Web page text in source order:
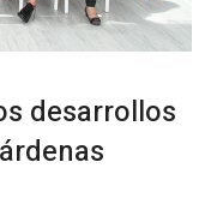
desarrollos